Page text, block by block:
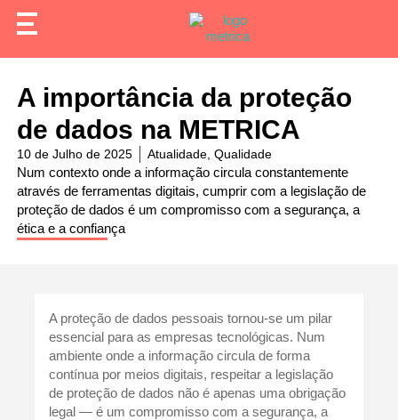
A importância da proteção
de dados na METRICA
10 de Julho de 2025 Atualidade, Qualidade
Num contexto onde a informação circula constantemente
através de ferramentas digitais, cumprir com a legislação de
proteção de dados é um compromisso com a segurança, a
ética e a confiança
A proteção de dados pessoais tornou-se um pilar
essencial para as empresas tecnológicas. Num
ambiente onde a informação circula de forma
contínua por meios digitais, respeitar a legislação
de proteção de dados não é apenas uma obrigação
legal — é um compromisso com a segurança, a